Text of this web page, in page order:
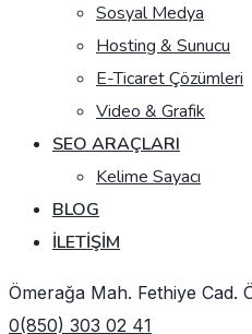
Sosyal Medya
Hosting & Sunucu
E-Ticaret Çözümleri
Video & Grafik
SEO ARAÇLARI
Kelime Sayacı
BLOG
İLETIŞIM
Ömerağa Mah. Fethiye Cad.
0(850) 303 02 41